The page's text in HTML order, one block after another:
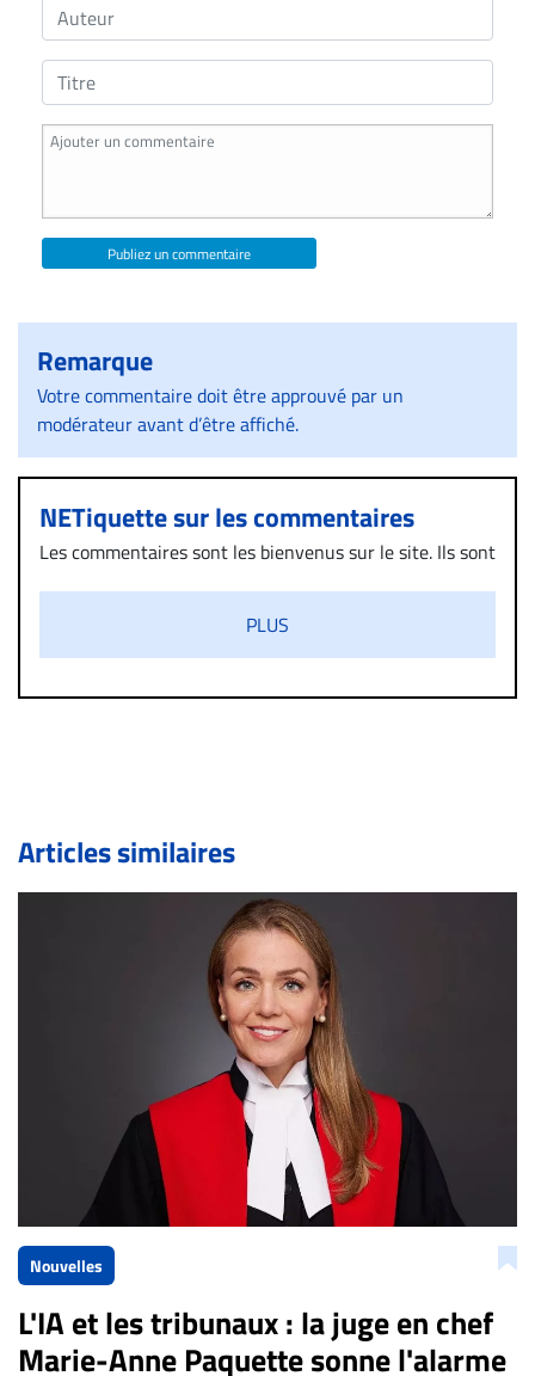
Publiez un commentaire
Remarque
Votre commentaire doit être approuvé par un
modérateur avant d’être affiché.
NETiquette sur les commentaires
Les commentaires sont les bienvenus sur le site. Ils sont
diffamatoire. Si malgré cette politique de modération,
un commentaire publié sur le site vous dérange, prenez
immédiatement contact par courriel (info@droit-
de validation, un droit de réponse.
Bien à vous,
La Rédaction de Droit-inc.com
PLUS
Articles similaires
Nouvelles
L'IA et les tribunaux : la juge en chef
Marie-Anne Paquette sonne l'alarme